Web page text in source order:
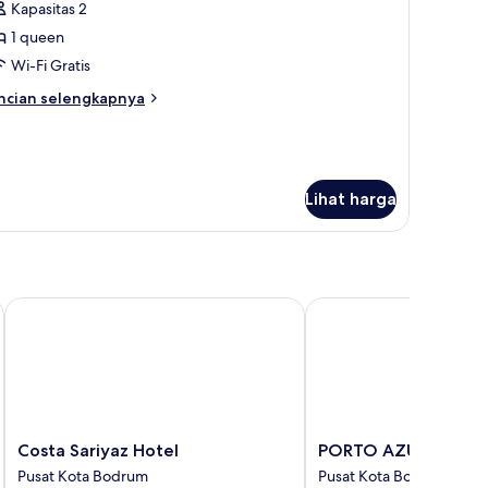
Kapasitas 2
1 queen
Wi-Fi Gratis
selengkapnya
Lihat harga
Costa
Sariyaz
Costa Sariyaz Hotel
Pusat Kota Bodrum
Costa Sariyaz Hotel
PORTO
AZUL
PORTO AZUL OTEL
Pusat Kota Bodrum
PORTO AZUL OTEL